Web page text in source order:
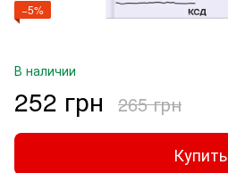
−5%
В наличии
252 грн 265 грн
Купить